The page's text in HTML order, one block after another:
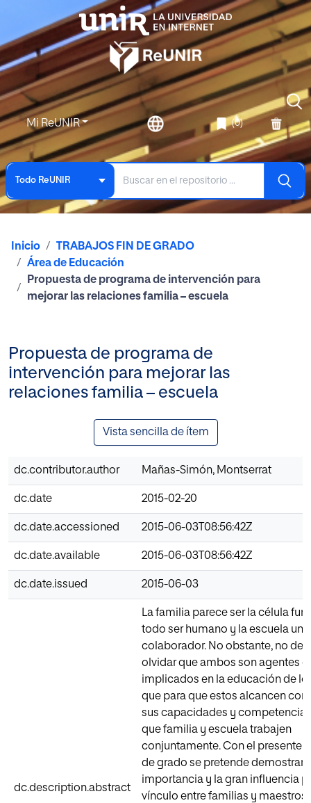
Mi ReUNIR (0)
Todo ReUNIR
Inicio
TRABAJOS FIN DE GRADO
Área de Educación
Propuesta de programa de intervención para
mejorar las relaciones familia – escuela
Propuesta de programa de
intervención para mejorar las
relaciones familia – escuela
Vista sencilla de ítem
dc.contributor.author Mañas-Simón, Montserrat
dc.date 2015-02-20
dc.date.accessioned 2015-06-03T08:56:42Z
dc.date.available 2015-06-03T08:56:42Z
dc.date.issued 2015-06-03
dc.description.abstract
La familia parece ser la célula
todo ser humano y la escuela un
colaborador. No obstante, no
olvidar que ambos son agentes
implicados en la educación de
que para que estos alcancen
sus capacidades y
que familia y escuela trabajen
conjuntamente. Con el presente
de grado se pretende demostrar
importancia y la gran influencia
vínculo entre familias y maestros